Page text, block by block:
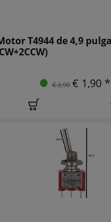
T4944 de 4,9
€ 2,90 € 1,90 *